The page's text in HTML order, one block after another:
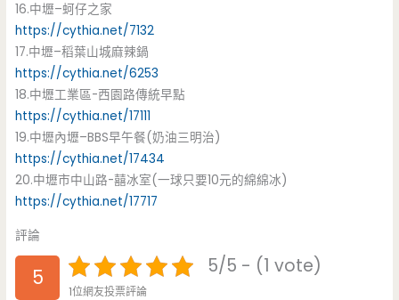
16.中壢–蚵仔之家
https://cythia.net/7132
17.中壢–稻葉山城麻辣鍋
https://cythia.net/6253
18.中壢工業區-西園路傳統早點
https://cythia.net/17111
19.中壢內壢–BBS早午餐(奶油三明治)
https://cythia.net/17434
20.中壢市中山路-囍冰室(一球只要10元的綿綿冰)
https://cythia.net/17717
評論
5 5/5 - (1 vote)
1位網友投票評論